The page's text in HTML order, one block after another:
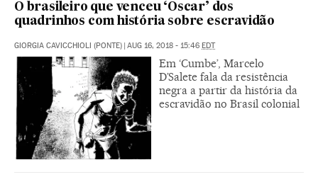
O brasileiro que venceu ‘Oscar’ dos
quadrinhos com história sobre escravidão
GIORGIA CAVICCHIOLI (PONTE) | AUG 16, 2018 - 15:46 EDT
Em ‘Cumbe’, Marcelo
D’Salete fala da resistência
negra a partir da história da
escravidão no Brasil colonial